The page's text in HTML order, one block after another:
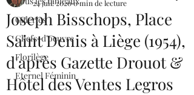
Galeries
Chefs-d'oeuvre
Florilège
Eternel Féminin
Joseph Bisschops, Place
Saint Denis à Liège (1954),
d'après Gazette Drouot &
Hôtel des Ventes Legros
24 juil. 20200 min de lecture